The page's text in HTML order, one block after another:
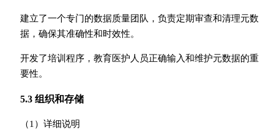
建立了一个专门的数据质量团队，负责定期审查和清理元数
据，确保其准确性和时效性。
开发了培训程序，教育医护人员正确输入和维护元数据的重
要性。
5.3 组织和存储
（1）详细说明